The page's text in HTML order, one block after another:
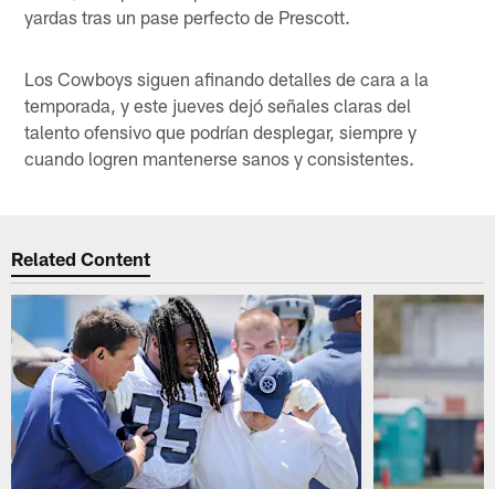
yardas tras un pase perfecto de Prescott.
Los Cowboys siguen afinando detalles de cara a la
temporada, y este jueves dejó señales claras del
talento ofensivo que podrían desplegar, siempre y
cuando logren mantenerse sanos y consistentes.
Related Content